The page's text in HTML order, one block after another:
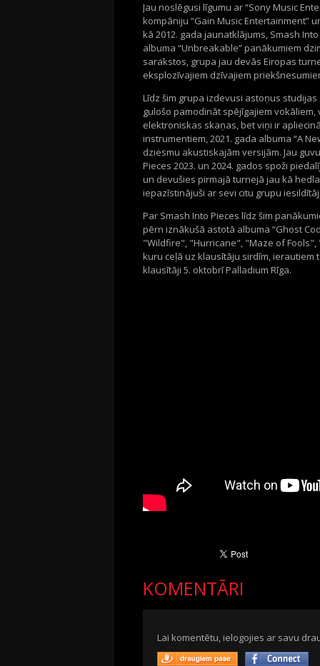
Jau noslēgusi līgumu ar “Sony Music
kompāniju “Gain Music Entertainment”
kā 2012. gada jaunatklājums, Smash
albuma “Unbreakable” panākumiem
sarakstos, grupa jau devās Eiropas
eksplozīvajiem dzīvajiem
Līdz šim grupa izdevusi astoņus
gulošo pamodināt spējīgajiem
elektroniskas skaņas, bet viņi ir
instrumentiem, 2021. gada albuma “A
dziesmu akustiskajām versijām. Jau
Pieces 2023. un 2024. gados spoži
un devušies pirmajā turnejā jau kā
iepazīstinājuši ar sevi citu grupu
Par Smash Into Pieces līdz šim
pērn iznākušā astotā albuma “Ghost
"Wildfire", "Hurricane", "Maze of
kuru ceļā uz klausītāju sirdīm,
klausītāji 5. oktobrī Palladium Rīga.
KOMENTĀRI
Lai komentētu, ielogojies ar savu